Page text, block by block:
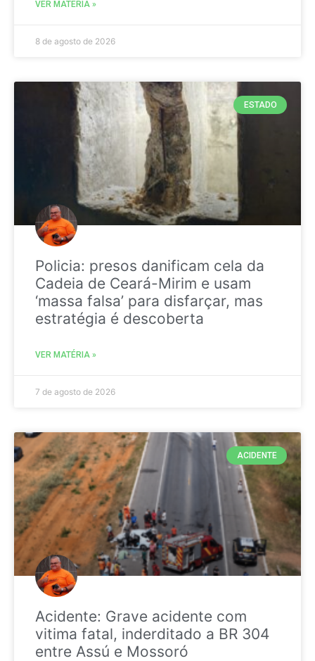
VER MATÉRIA »
8 de agosto de 2026
ESTADO
Policia: presos danificam cela da
Cadeia de Ceará-Mirim e usam
‘massa falsa’ para disfarçar, mas
estratégia é descoberta
VER MATÉRIA »
7 de agosto de 2026
ACIDENTE
Acidente: Grave acidente com
vitima fatal, inderditado a BR 304
entre Assú e Mossoró